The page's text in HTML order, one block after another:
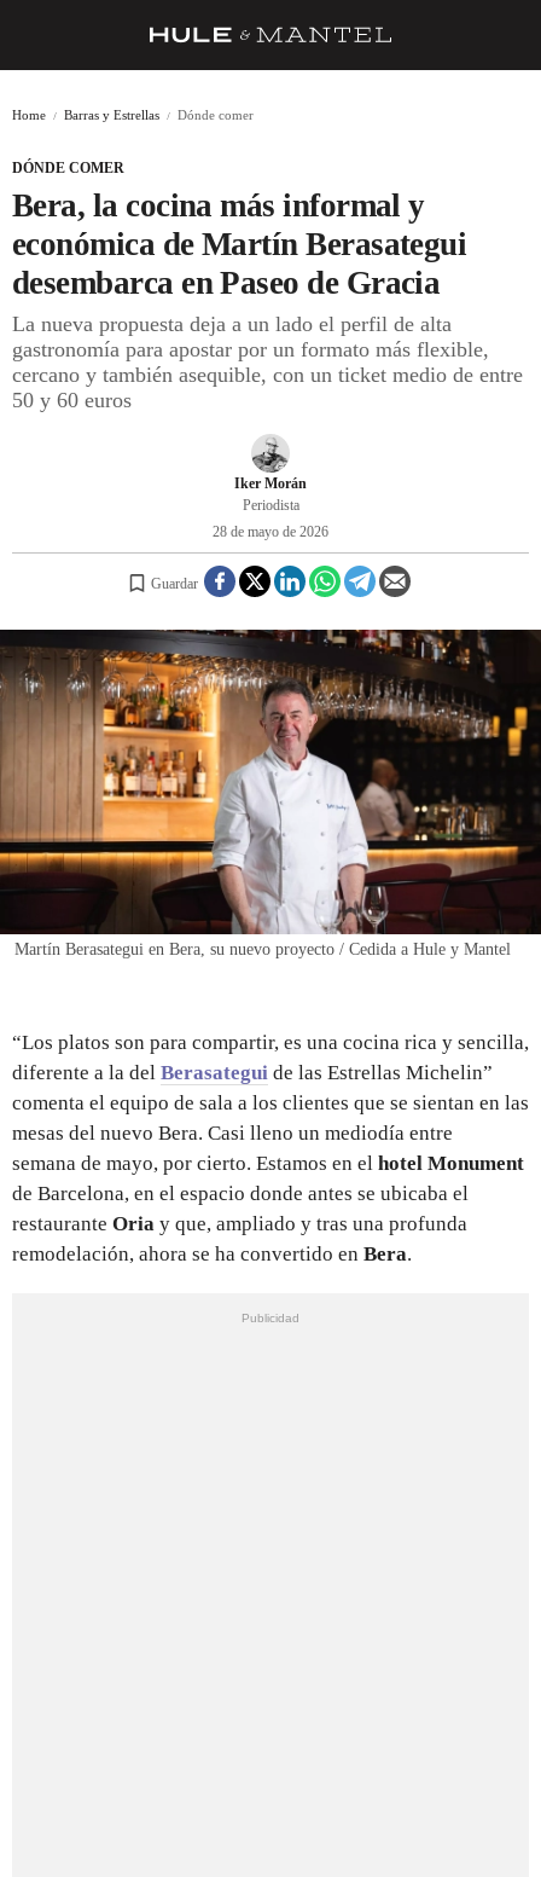
BARRAS Y ESTRELLAS
DÓNDE COMER
ÍDOLOS DE MESAS
CUADERNO DE VIAJE
INICIAR SESIÓN
Home Barras y Estrellas Dónde comer
DÓNDE COMER
Bera, la cocina más informal y
económica de Martín Berasategui
desembarca en Paseo de Gracia
La nueva propuesta deja a un lado el perfil de alta
gastronomía para apostar por un formato más flexible,
cercano y también asequible, con un ticket medio de entre
50 y 60 euros
Iker Morán
Periodista
28 de mayo de 2026
Guardar
Martín Berasategui en Bera, su nuevo proyecto / Cedida a Hule y Mantel
“Los platos son para compartir, es una cocina rica y sencilla,
diferente a la del Berasategui de las Estrellas Michelin”
comenta el equipo de sala a los clientes que se sientan en las
mesas del nuevo Bera. Casi lleno un mediodía entre
semana de mayo, por cierto. Estamos en el hotel Monument
de Barcelona, en el espacio donde antes se ubicaba el
restaurante Oria y que, ampliado y tras una profunda
remodelación, ahora se ha convertido en Bera.